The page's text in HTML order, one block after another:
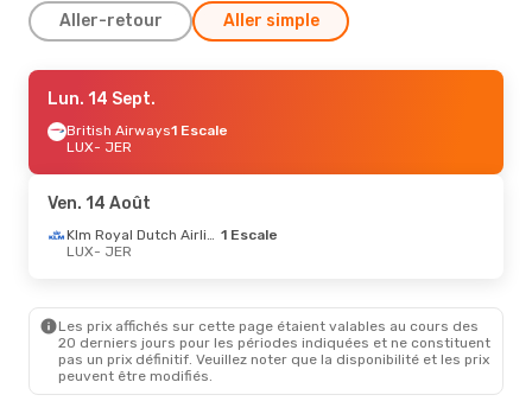
Aller-retour Aller simple
Sam. 12 Sept.
British Airways1 Escale
LUX- JER
JER- LUX
Jeu. 20 Août- Lun. 24 Août
- LUX
Jeu. 27 Août- Dim. 30 Août
Lun. 14 Sept.
British Airways1 Escale
LUX- JER
Ven. 14 Août
Klm Royal Dutch Airlines 1 Escale
LUX- JER
Les prix affichés sur cette page étaient valables au cours des
20 derniers jours pour les périodes indiquées et ne constituent
pas un prix définitif. Veuillez noter que la disponibilité et les prix
peuvent être modifiés.